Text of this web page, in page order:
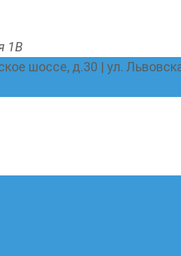
1В
шоссе, д.30 | ул.